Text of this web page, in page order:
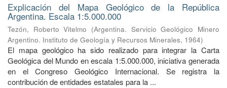
Explicación del Mapa Geológico de la República
Argentina. Escala 1:5.000.000
Tezón, Roberto Vitelmo (Argentina. Servicio Geológico Minero
Argentino. Instituto de Geología y Recursos Minerales, 1964)
El mapa geológico ha sido realizado para integrar la Carta
Geológica del Mundo en escala 1:5.000.000, iniciativa generada
en el Congreso Geológico Internacional. Se registra la
contribución de entidades estatales para la ...